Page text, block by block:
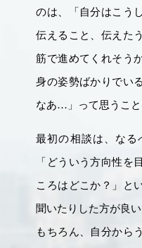
のは、「自分はこう
伝えること、伝えた
筋で進めてくれそう
身の姿勢ばかりでい
なあ…」って思うこと
最初の相談は、なる
「どういう方向性を
ころはどこか？」と
聞いたりした方が良い
もちろん、自分から